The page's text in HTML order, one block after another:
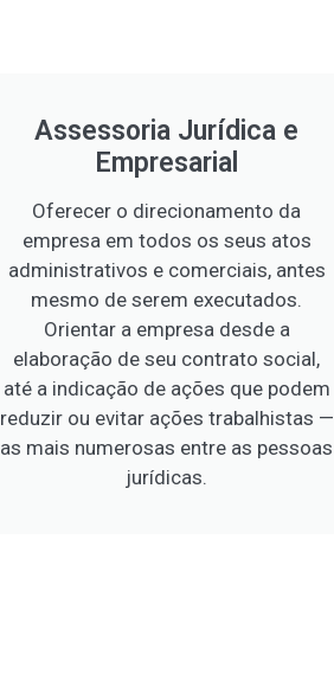
Assessoria Jurídica e
Empresarial
Oferecer o direcionamento da
empresa em todos os seus atos
administrativos e comerciais, antes
mesmo de serem executados.
Orientar a empresa desde a
elaboração de seu contrato social,
até a indicação de ações que podem
reduzir ou evitar ações trabalhistas —
as mais numerosas entre as pessoas
jurídicas.